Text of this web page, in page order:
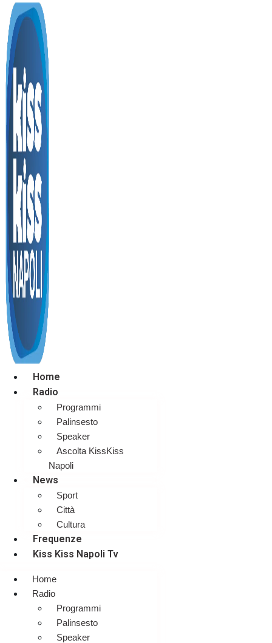
Home
Radio
Programmi
Palinsesto
Speaker
Ascolta KissKiss
Napoli
News
Sport
Città
Cultura
Frequenze
Kiss Kiss Napoli Tv
Home
Radio
Programmi
Palinsesto
Speaker